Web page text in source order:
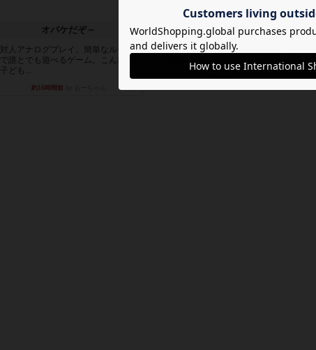
オバケだぞ～
対人アナログプレイ。簡単なルール
で誰とでも遊べるゲーム。こんなの
子ども...
約16時間前
南北戦争
1983年にVictory Gamesが出版した
約20時間前by Chaco